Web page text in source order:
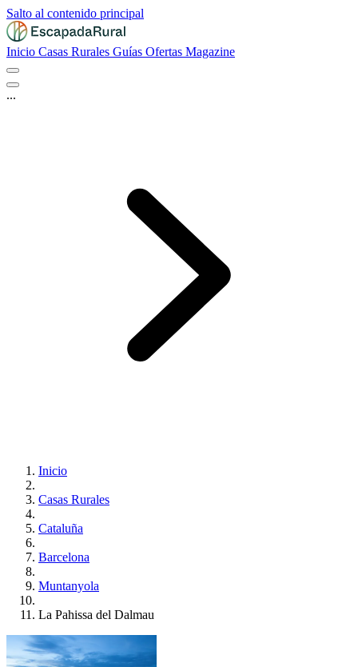
Salto al contenido principal
Inicio Casas Rurales Guías Ofertas Magazine
...
Inicio
Casas Rurales
Cataluña
Barcelona
Muntanyola
La Pahissa del Dalmau